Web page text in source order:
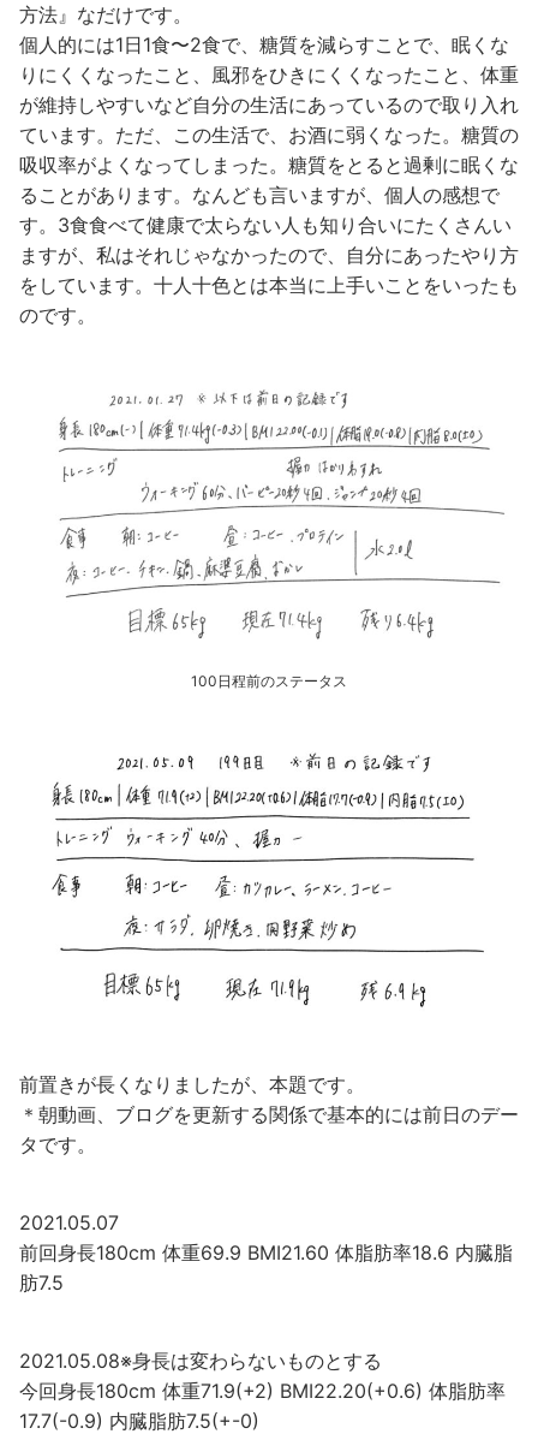
方法』なだけです。
個人的には1日1食〜2食で、糖質を減らすことで、眠くな
りにくくなったこと、風邪をひきにくくなったこと、体重
が維持しやすいなど自分の生活にあっているので取り入れ
ています。ただ、この生活で、お酒に弱くなった。糖質の
吸収率がよくなってしまった。糖質をとると過剰に眠くな
ることがあります。なんども言いますが、個人の感想で
す。3食食べて健康で太らない人も知り合いにたくさんい
ますが、私はそれじゃなかったので、自分にあったやり方
をしています。十人十色とは本当に上手いことをいったも
のです。
100日程前のステータス
前置きが長くなりましたが、本題です。
＊朝動画、ブログを更新する関係で基本的には前日のデー
タです。
2021.05.07
前回身長180cm 体重69.9 BMI21.60 体脂肪率18.6 内臓脂
肪7.5
2021.05.08※身長は変わらないものとする
今回身長180cm 体重71.9(+2) BMI22.20(+0.6) 体脂肪率
17.7(-0.9) 内臓脂肪7.5(+-0)